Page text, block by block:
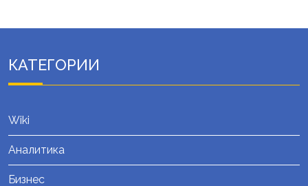
КАТЕГОРИИ
Wiki
Аналитика
Бизнес